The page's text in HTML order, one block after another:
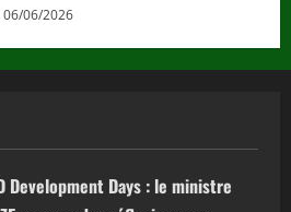
06/06/2026
Development Days : le ministre